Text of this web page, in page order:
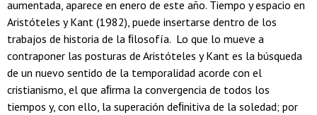
aumentada, aparece en enero de este año. Tiempo y espacio en
Aristóteles y Kant (1982), puede insertarse dentro de los
trabajos de historia de la ﬁlosofía. Lo que lo mueve a
contraponer las posturas de Aristóteles y Kant es la búsqueda
de un nuevo sentido de la temporalidad acorde con el
cristianismo, el que aﬁrma la convergencia de todos los
tiempos y, con ello, la superación deﬁnitiva de la soledad; por